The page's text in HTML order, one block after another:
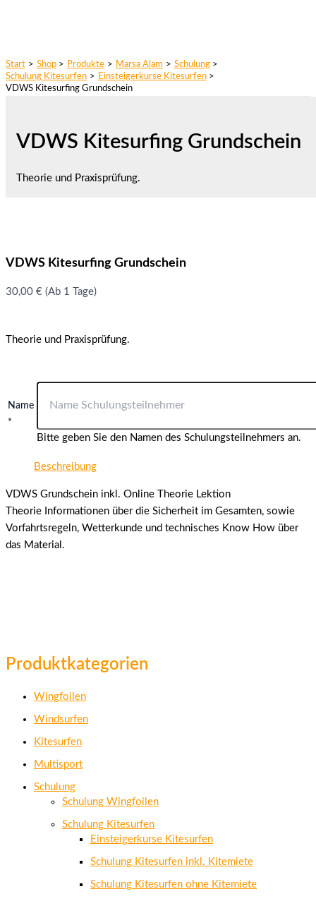
Start Shop Produkte Marsa Alam
Schulung
Schulung Kitesurfen
Einsteigerkurse Kitesurfen
VDWS Kitesurfing Grundschein
VDWS Kitesurfing Grundschein
Theorie und Praxisprüfung.
Produktkategorien
Wingfoilen
Windsurfen
Kitesurfen
Multisport
Schulung
Schulung Wingfoilen
Schulung Kitesurfen
Einsteigerkurse Kitesurfen
Schulung Kitesurfen inkl. Kitemiete
Schulung Kitesurfen ohne Kitemiete
VDWS Kitesurfing Grundschein
30,00 € (Ab 1 Tage)
Theorie und Praxisprüfung.
Name
*
Bitte geben Sie den Namen des Schulungsteilnehmers an.
Beschreibung
VDWS Grundschein inkl. Online Theorie Lektion
Theorie Informationen über die Sicherheit im Gesamten, sowie
Vorfahrtsregeln, Wetterkunde und technisches Know How über
das Material.